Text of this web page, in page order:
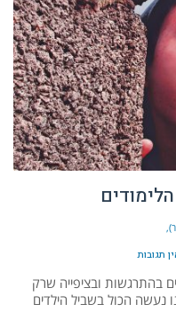
תגובות
בהתרגשות ובציפייה שרק
נעשה הכול בשביל הילדים